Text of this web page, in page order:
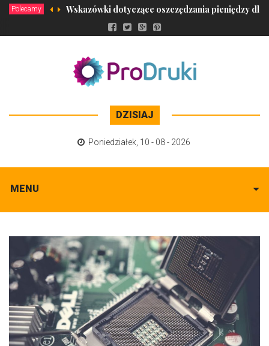
Polecamy Wskazówki dotyczące oszczędzania pieniędzy dla
DZISIAJ
Poniedziałek 10 - 08 - 2026
MENU